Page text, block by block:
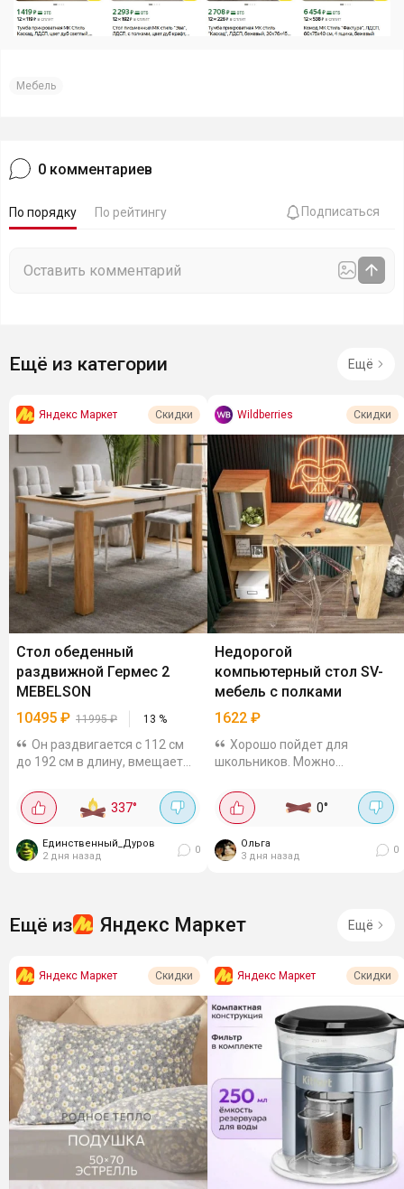
Мебель
0 комментариев
По порядку По рейтингу Подписаться
Ещё из категории Ещё
Яндекс Маркет Скидки
Стол обеденный
раздвижной Гермес 2
MEBELSON
10495 ₽ 11995₽ 13 %
Он раздвигается с 112 см
до 192 см в длину, вмещает
ножки из ЛДСП толщиной 16
мм , выдерживает до 80 кг
сложенном виде...
337°
Единственный_Дуров
2 дня назад
0
Wildberries Скидки
Недорогой
компьютерный стол SV-
мебель с полками
1622 ₽
Хорошо пойдет для
школьников. Можно
или компьютерный. Сделан из
ЛДСП 16 мм. Цвет дуб сонома,
0°
Ольга
3 дня назад
0
Ещё из Яндекс Маркет Ещё
Яндекс Маркет Скидки Яндекс Маркет Скидки